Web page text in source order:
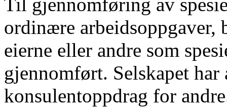
ordinære
eierne eller andre som
gjennomført. Selskapet
konsulentoppdrag for